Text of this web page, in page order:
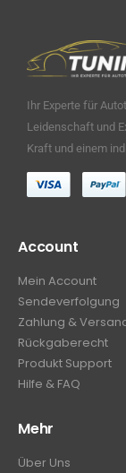
Ihr Experte für
Leidenschaft und
Kraft und einem
Account
Mein Account
Sendeverfolgung
Zahlung &
Rückgaberecht
Produkt Support
Hilfe & FAQ
Mehr
Über Uns